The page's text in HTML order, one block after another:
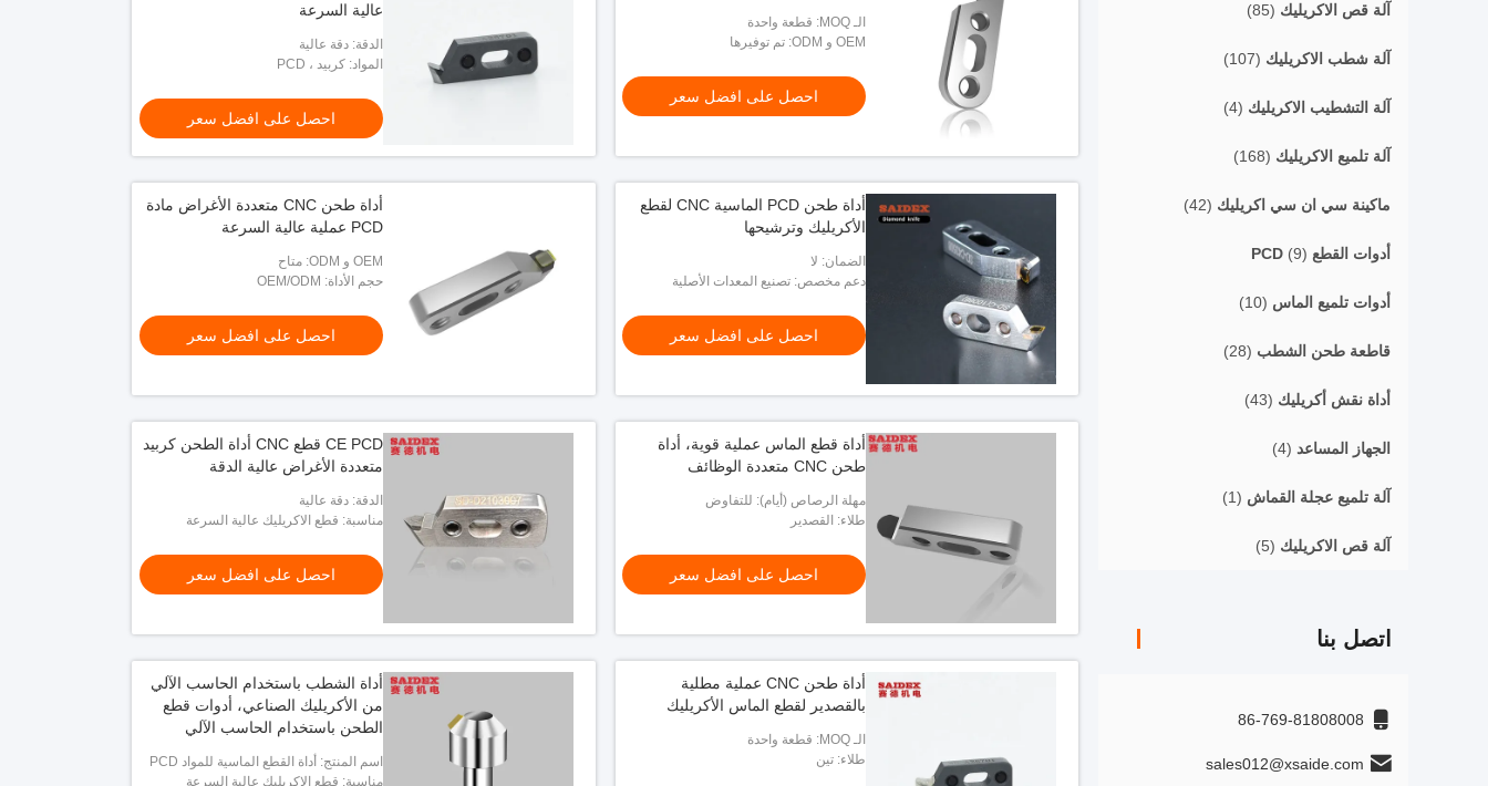
آلة قص الاكريليك (85)
آلة شطب الاكريليك (107)
آلة التشطيب الاكريليك (4)
آلة تلميع الاكريليك (168)
ماكينة سي ان سي اكريليك (42)
أدوات القطع PCD (9)
أدوات تلميع الماس (10)
قاطعة طحن الشطب (28)
أداة نقش أكريليك (43)
الجهاز المساعد (4)
آلة تلميع عجلة القماش (1)
آلة قص الاكريليك (5)
اتصل بنا
86-769-81808008
sales012@xsaide.com
الـ MOQ: قطعة واحدة
OEM و ODM: تم توفيرها
احصل على افضل سعر
عالية السرعة
الدقة: دقة عالية
المواد: كربيد ، PCD
احصل على افضل سعر
أداة طحن PCD الماسية CNC لقطع
الأكريليك وترشيحها
الضمان: لا
دعم مخصص: تصنيع المعدات الأصلية
احصل على افضل سعر
أداة طحن CNC متعددة الأغراض مادة
PCD عملية عالية السرعة
OEM و ODM: متاح
حجم الأداة: OEM/ODM
احصل على افضل سعر
أداة قطع الماس عملية قوية، أداة
طحن CNC متعددة الوظائف
مهلة الرصاص (أيام): للتفاوض
طلاء: القصدير
احصل على افضل سعر
CE PCD قطع CNC أداة الطحن كربيد
متعددة الأغراض عالية الدقة
الدقة: دقة عالية
مناسبة: قطع الاكريليك عالية السرعة
احصل على افضل سعر
أداة طحن CNC عملية مطلية
بالقصدير لقطع الماس الأكريليك
الـ MOQ: قطعة واحدة
طلاء: تين
أداة الشطب باستخدام الحاسب الآلي
من الأكريليك الصناعي، أدوات قطع
الطحن باستخدام الحاسب الآلي
اسم المنتج: أداة القطع الماسية للمواد PCD
لتلميع الأكريليك
مناسبة: قطع الاكريليك عالية السرعة